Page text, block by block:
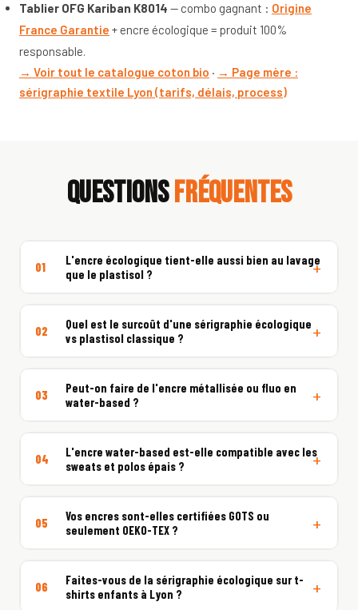
Tablier OFG Kariban K8014 — combo gagnant : Origine
France Garantie + encre écologique = produit 100%
responsable.
→ Voir tout le catalogue coton bio · → Page mère :
sérigraphie textile Lyon (tarifs, délais, process)
QUESTIONSFRÉQUENTES
01
L'encre écologique tient-elle aussi bien au lavage
que le plastisol ?
02
Quel est le surcoût d'une sérigraphie écologique
vs plastisol classique ?
03
Peut-on faire de l'encre métallisée ou fluo en
water-based ?
04
L'encre water-based est-elle compatible avec les
sweats et polos épais ?
05
Vos encres sont-elles certifiées GOTS ou
seulement OEKO-TEX ?
06
Faites-vous de la sérigraphie écologique sur t-
shirts enfants à Lyon ?